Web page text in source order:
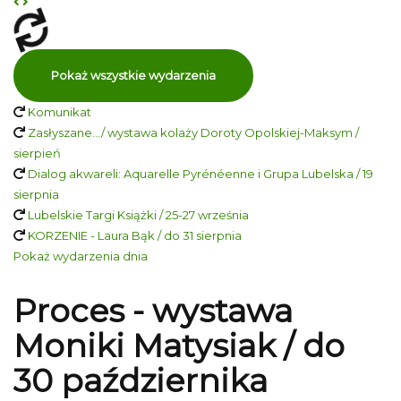
Pokaż wszystkie wydarzenia
Komunikat
Zasłyszane…/ wystawa kolaży Doroty Opolskiej-Maksym /
sierpień
Dialog akwareli: Aquarelle Pyrénéenne i Grupa Lubelska / 19
sierpnia
Lubelskie Targi Książki / 25-27 września
KORZENIE - Laura Bąk / do 31 sierpnia
Pokaż wydarzenia dnia
Proces - wystawa
Moniki Matysiak / do
30 października